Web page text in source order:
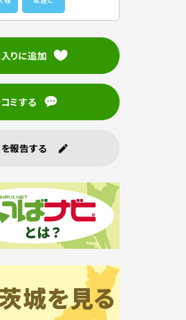
りに追加
ミする
報告する